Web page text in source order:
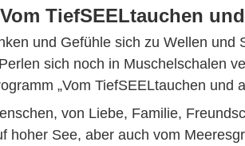
TiefSEELtauchen
und Gefühle sich zu Wellen und
sich noch in Muschelschalen
„Vom TiefSEELtauchen und
von Liebe, Familie,
hoher See, aber auch vom